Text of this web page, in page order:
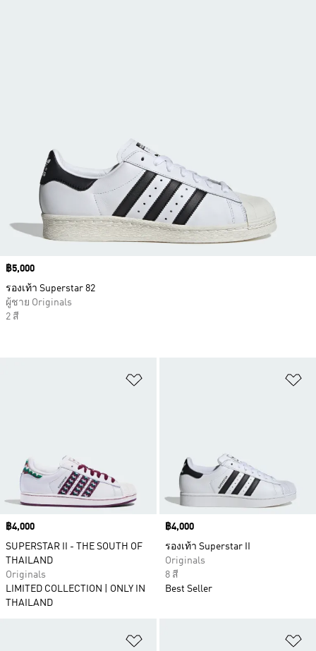
Price
฿4,000
SUPERSTAR II - THE SOUTH OF
THAILAND
Originals
LIMITED COLLECTION | ONLY IN
THAILAND
Price
฿4,000
รองเท้า Superstar II
Originals
8 สี
Best Seller
Price
฿5,000
รองเท้า Superstar 82
ผู้ชาย Originals
2 สี